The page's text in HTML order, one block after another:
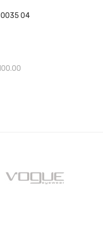
0035 04
Ποσότητα